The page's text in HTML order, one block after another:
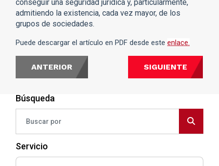
Búsqueda
Servicio
conseguir una seguridad jurídica y, particularmente,
admitiendo la existencia, cada vez mayor, de los
grupos de sociedades.
Puede descargar el artículo en PDF desde este enlace.
ANTERIOR SIGUIENTE